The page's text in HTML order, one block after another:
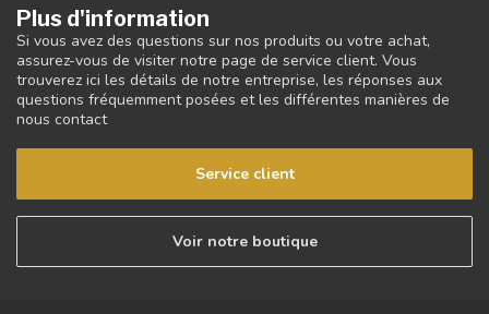
Plus d'information
Si vous avez des questions sur nos produits ou votre achat,
assurez-vous de visiter notre page de service client. Vous
trouverez ici les détails de notre entreprise, les réponses aux
questions fréquemment posées et les différentes manières de
nous contact
Service client
Voir notre boutique